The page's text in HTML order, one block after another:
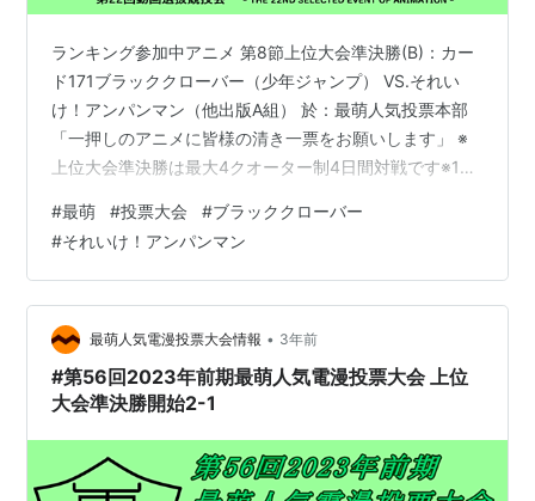
ランキング参加中アニメ 第8節上位大会準決勝(B)：カー
ド171ブラッククローバー（少年ジャンプ） VS.それい
け！アンパンマン（他出版A組） 於：最萌人気投票本部
「一押しのアニメに皆様の清き一票をお願いします」 ※
上位大会準決勝は最大4クオーター制4日間対戦です※1ク
参加は無効とさせていただきます（以下同じです） （こ
こから実況）第2クオーター序盤の動きはありません第2
クオーター中盤の動きはありません第2クオーター終盤の
動きはありません第2クオーター終了現在1対0で「ブラッ
ククローバー」が1点リードのままです「それいけ！アン
パンマン」の…
#最萌 #投票大会 #ブラッククローバー
#それいけ！アンパンマン
最萌人気電漫投票大会情報 • 3年前
#第56回2023年前期最萌人気電漫投票大会 上位
大会準決勝開始2-1